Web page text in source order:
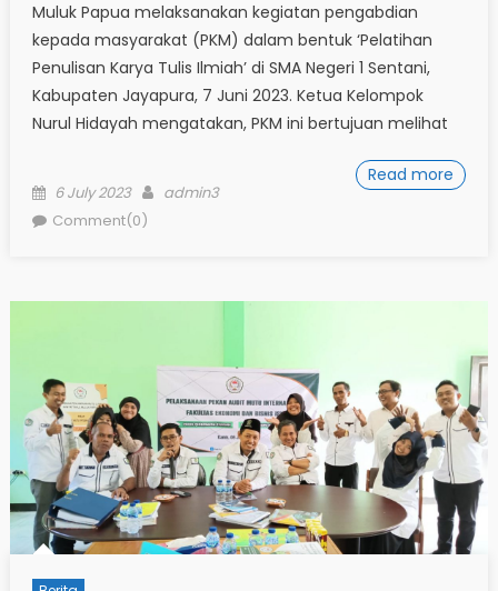
Muluk Papua melaksanakan kegiatan pengabdian
kepada masyarakat (PKM) dalam bentuk ‘Pelatihan
Penulisan Karya Tulis Ilmiah’ di SMA Negeri 1 Sentani,
Kabupaten Jayapura, 7 Juni 2023. Ketua Kelompok
Nurul Hidayah mengatakan, PKM ini bertujuan melihat
Read more
Posted
on
6 July 2023 Author
admin3
Comment(0)